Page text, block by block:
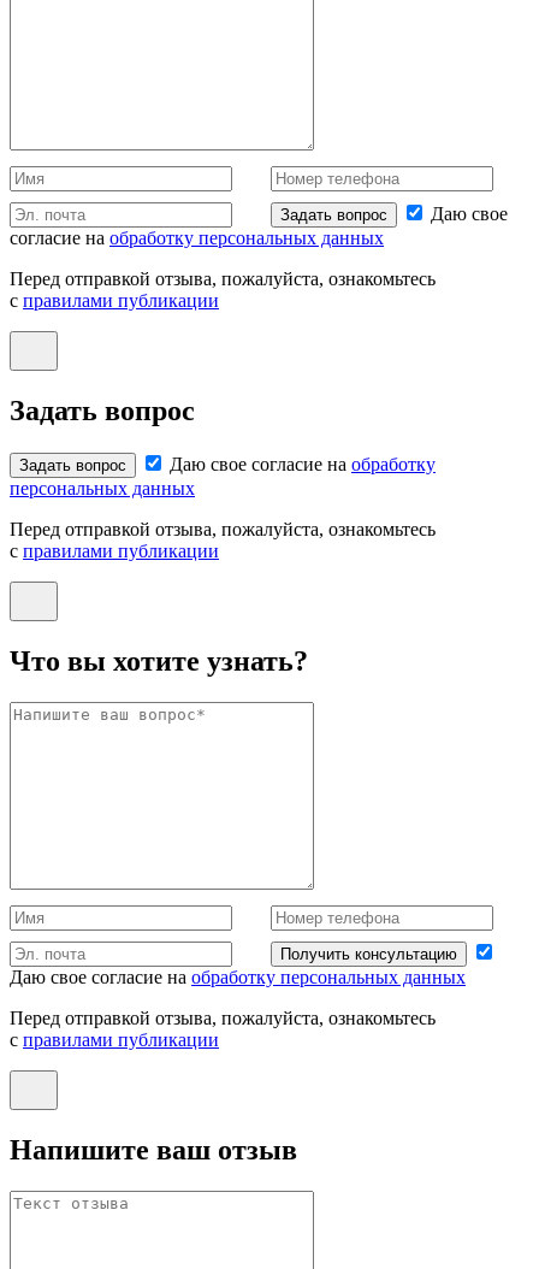
Задать вопрос
Даю свое
согласие на обработку персональных данных
Перед отправкой отзыва, пожалуйста, ознакомьтесь
с правилами публикации
Задать вопрос
Задать вопрос Даю свое согласие на обработку
персональных данных
Перед отправкой отзыва, пожалуйста, ознакомьтесь
с правилами публикации
Что вы хотите узнать?
Получить консультацию
Даю свое согласие на обработку персональных данных
Перед отправкой отзыва, пожалуйста, ознакомьтесь
с правилами публикации
Напишите ваш отзыв